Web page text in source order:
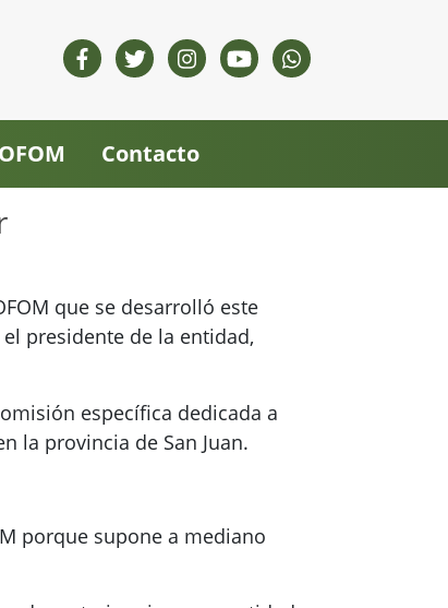
Contacto
que se desarrolló este
presidente de la entidad,
específica dedicada a
la provincia de San Juan.
porque supone a mediano